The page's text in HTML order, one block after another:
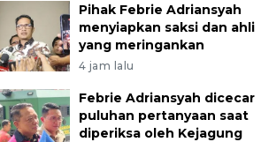
Pihak Febrie Adriansyah
menyiapkan saksi dan ahli
yang meringankan
4 jam lalu
Febrie Adriansyah dicecar
puluhan pertanyaan saat
diperiksa oleh Kejagung